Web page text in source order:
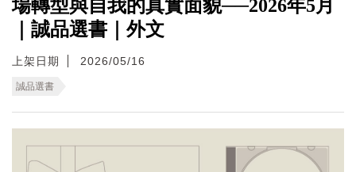
場轉型與自我的真實面貌──2026年5月
｜誠品選書｜外文
上架日期 2026/05/16
誠品選書